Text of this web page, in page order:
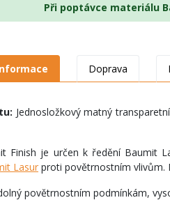
Při poptávce materiálu
Doprava
Jednosložkový matný
Finish je určen k ředění Baumit
Lasur proti povětrnostním vlivům.
povětrnostním podmínkám,